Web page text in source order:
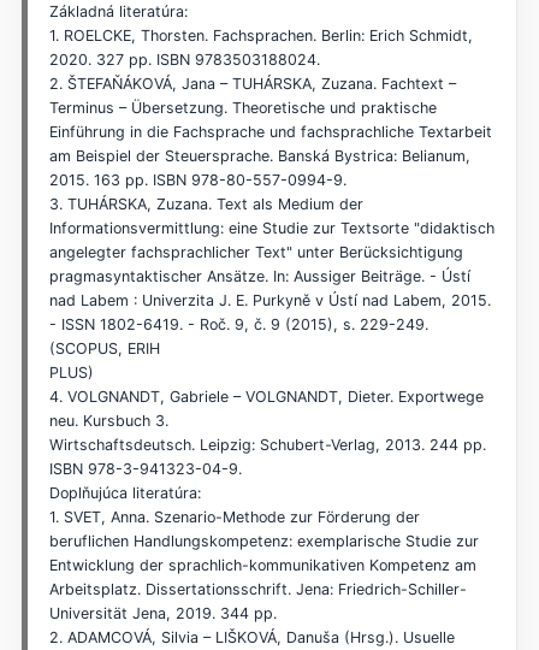
Základná literatúra:
1. ROELCKE, Thorsten. Fachsprachen. Berlin: Erich Schmidt,
2020. 327 pp. ISBN 9783503188024.
2. ŠTEFAŇÁKOVÁ, Jana – TUHÁRSKA, Zuzana. Fachtext –
Terminus – Übersetzung. Theoretische und praktische
Einführung in die Fachsprache und fachsprachliche Textarbeit
am Beispiel der Steuersprache. Banská Bystrica: Belianum,
2015. 163 pp. ISBN 978-80-557-0994-9.
3. TUHÁRSKA, Zuzana. Text als Medium der
Informationsvermittlung: eine Studie zur Textsorte "didaktisch
angelegter fachsprachlicher Text" unter Berücksichtigung
pragmasyntaktischer Ansätze. In: Aussiger Beiträge. - Ústí
nad Labem : Univerzita J. E. Purkyně v Ústí nad Labem, 2015.
- ISSN 1802-6419. - Roč. 9, č. 9 (2015), s. 229-249.
(SCOPUS, ERIH
PLUS)
4. VOLGNANDT, Gabriele – VOLGNANDT, Dieter. Exportwege
neu. Kursbuch 3.
Wirtschaftsdeutsch. Leipzig: Schubert-Verlag, 2013. 244 pp.
ISBN 978-3-941323-04-9.
Doplňujúca literatúra:
1. SVET, Anna. Szenario-Methode zur Förderung der
beruflichen Handlungskompetenz: exemplarische Studie zur
Entwicklung der sprachlich-kommunikativen Kompetenz am
Arbeitsplatz. Dissertationsschrift. Jena: Friedrich-Schiller-
Universität Jena, 2019. 344 pp.
2. ADAMCOVÁ, Silvia – LIŠKOVÁ, Danuša (Hrsg.). Usuelle